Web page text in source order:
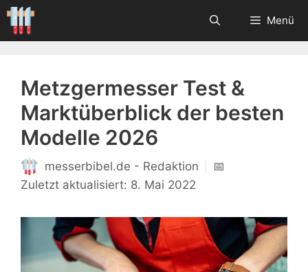
Zum
Inhalt
springen
Menü
Metzgermesser Test &
Marktüberblick der besten
Modelle 2026
messerbibel.de - Redaktion
📅
8. Mai 2022